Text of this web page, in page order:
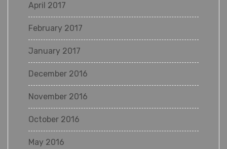
April 2017
February 2017
January 2017
December 2016
November 2016
October 2016
May 2016